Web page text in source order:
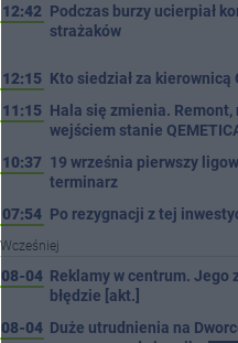
12:42 Podczas burzy ucierpiał
strażaków
12:15 Kto siedział za
11:15 Hala się zmienia. Remont,
wejściem stanie
10:37 19 września pierwszy
terminarz
07:54 Po rezygnacji z tej
Wcześniej
08-04 Reklamy w centrum. Jego
błędzie [akt.]
08-04 Duże utrudnienia na